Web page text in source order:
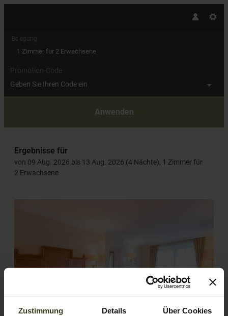
Zustimmung Details Über Cookies
Belegung
1 Zimmer für 2 Erwachsene
Promotion-Code
Geben Sie Ihren Code ein
Anwenden
Ergebnisse für
von 09 Aug. 2026 bis 13 Aug. 2026 (4 Nächte), 1 Zimmer für
2 Erwachsene